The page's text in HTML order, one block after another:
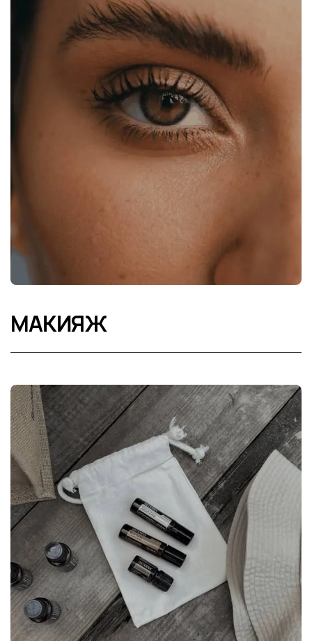
МАКИЯЖ